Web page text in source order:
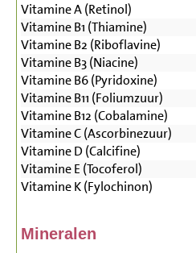
Vitamine A (Retinol)
Vitamine B1 (Thiamine)
Vitamine B2 (Riboflavine)
Vitamine B3 (Niacine)
Vitamine B6 (Pyridoxine)
Vitamine B11 (Foliumzuur)
Vitamine B12 (Cobalamine)
Vitamine C (Ascorbinezuur)
Vitamine D (Calcifine)
Vitamine E (Tocoferol)
Vitamine K (Fylochinon)
Mineralen